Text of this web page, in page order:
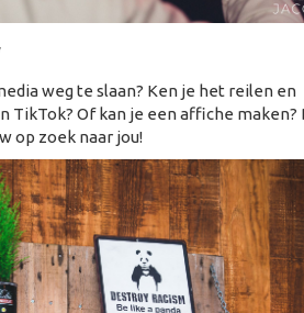
weg te slaan? Ken je het reilen en
TikTok? Of kan je een affiche maken?
op zoek naar jou!